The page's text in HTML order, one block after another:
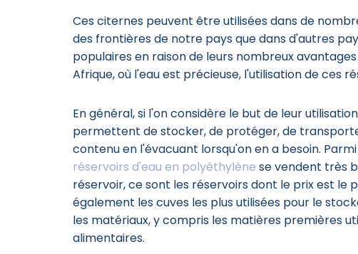
Ces citernes peuvent être utilisées dans de
des frontières de notre pays que dans d'autres
populaires en raison de leurs nombreux
Afrique, où l'eau est précieuse, l'utilisation de ces
En général, si l'on considère le but de leur
permettent de stocker, de protéger, de
contenu en l'évacuant lorsqu'on en a besoin.
réservoirs d'eau en polyéthylène se vendent très
réservoir, ce sont les réservoirs dont le prix est le
également les cuves les plus utilisées pour le
les matériaux, y compris les matières premières
alimentaires.